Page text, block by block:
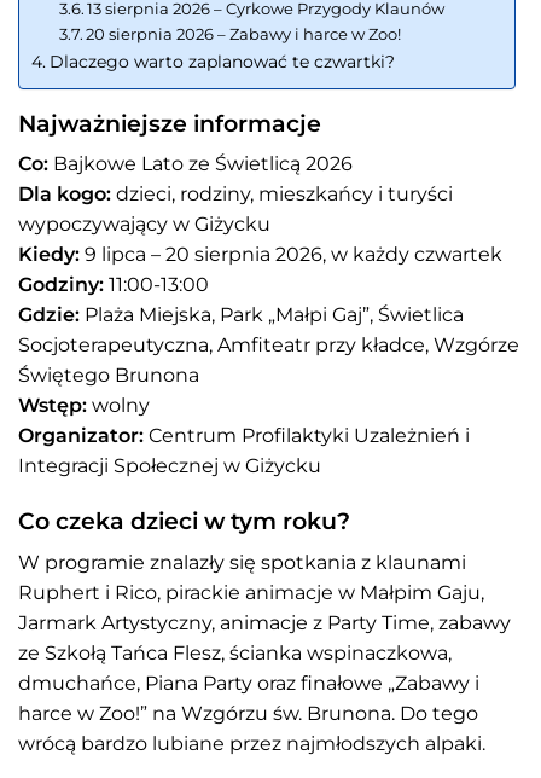
13 sierpnia 2026 – Cyrkowe Przygody Klaunów
20 sierpnia 2026 – Zabawy i harce w Zoo!
Dlaczego warto zaplanować te czwartki?
Najważniejsze informacje
Co: Bajkowe Lato ze Świetlicą 2026
Dla kogo: dzieci, rodziny, mieszkańcy i turyści
wypoczywający w Giżycku
Kiedy: 9 lipca – 20 sierpnia 2026, w każdy czwartek
Godziny: 11:00-13:00
Gdzie: Plaża Miejska, Park „Małpi Gaj”, Świetlica
Socjoterapeutyczna, Amfiteatr przy kładce, Wzgórze
Świętego Brunona
Wstęp: wolny
Organizator: Centrum Profilaktyki Uzależnień i
Integracji Społecznej w Giżycku
Co czeka dzieci w tym roku?
W programie znalazły się spotkania z klaunami
Ruphert i Rico, pirackie animacje w Małpim Gaju,
Jarmark Artystyczny, animacje z Party Time, zabawy
ze Szkołą Tańca Flesz, ścianka wspinaczkowa,
dmuchańce, Piana Party oraz finałowe „Zabawy i
harce w Zoo!” na Wzgórzu św. Brunona. Do tego
wrócą bardzo lubiane przez najmłodszych alpaki.